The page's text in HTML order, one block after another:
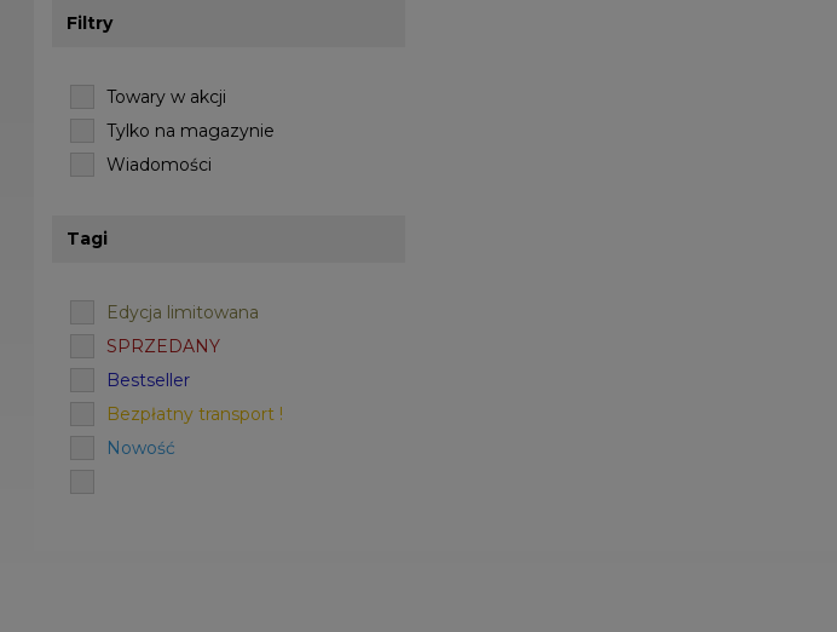
Filtry
Towary w akcji
Tylko na magazynie
Wiadomości
Tagi
Edycja limitowana
SPRZEDANY
Bestseller
Bezpłatny transport !
Nowość